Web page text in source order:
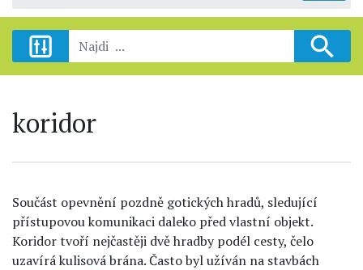
koridor
Součást opevnění pozdně gotických hradů, sledující
přístupovou komunikaci daleko před vlastní objekt.
Koridor tvoří nejčastěji dvě hradby podél cesty, čelo
uzavírá kulisová brána. Často byl užíván na stavbách